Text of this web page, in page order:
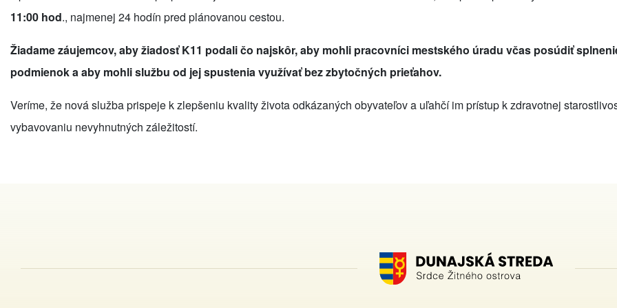
11:00 hod., najmenej 24 hodín pred plánovanou cestou.
Žiadame záujemcov, aby žiadosť K11 podali čo najskôr, aby mohli pracovníci mestského úradu včas posúdiť
podmienok a aby mohli službu od jej spustenia využívať bez zbytočných prieťahov.
Veríme, že nová služba prispeje k zlepšeniu kvality života odkázaných obyvateľov a uľahčí im prístup k zdravotnej
vybavovaniu nevyhnutných záležitostí.